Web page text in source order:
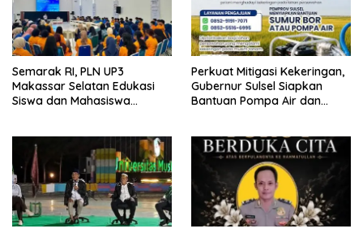
Semarak RI, PLN UP3
Makassar Selatan Edukasi
Siswa dan Mahasiswa
Perkuat Mitigasi Kekeringan,
Gubernur Sulsel Siapkan
Bantuan Pompa Air dan